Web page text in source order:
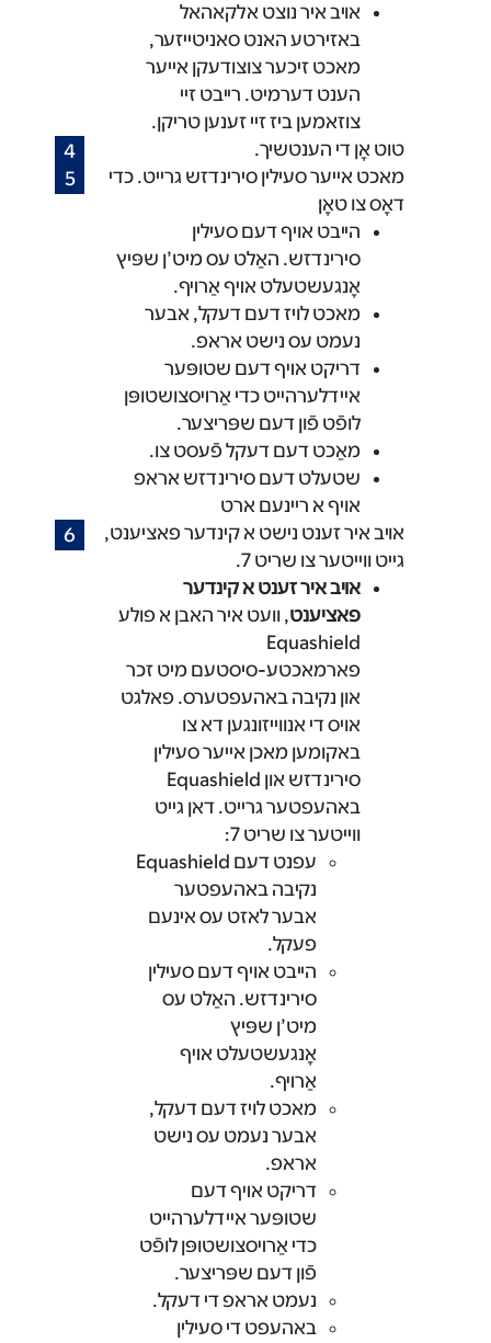
אויב איר נוצט אלקאהאל
באזירטע האנט סאניטייזער,
מאכט זיכער צוצודעקן אייער
הענט דערמיט. רייבט זיי
צוזאמען ביז זיי זענען טריקן.
טוט אָן די הענטשיך.
מאכט אייער סעילין סירינדזש גרייט. כדי
דאָס צו טאָן׃
הייבט אויף דעם סעילין
סירינדזש. האַלט עס מיט’ן שפּיץ
אָנגעשטעלט אױף אַרױף.
מאכט לויז דעם דעקל, אבער
נעמט עס נישט אראפ.
דריקט אױף דעם שטופּער
אײדלערהײט כדי אַרױסצושטופּן
לופֿט פֿון דעם שפּריצער.
מאַכט דעם דעקל פֿעסט צו.
שטעלט דעם סירינדזש אראפ
אויף א ריינעם ארט
אויב איר זענט נישט א קינדער פאציענט,
גייט ווייטער צו שריט 7.
אויב איר זענט א קינדער
פאציענט, וועט איר האבן א פולע
Equashield
פארמאכטע-סיסטעם מיט זכר
און נקיבה באהעפטערס. פאלגט
אויס די אנווייזונגען דא צו
באקומען מאכן אייער סעילין
סירינדזש און Equashield
באהעפטער גרייט. דאן גייט
ווייטער צו שריט 7:
עפנט דעם Equashield
נקיבה באהעפטער
אבער לאזט עס אינעם
פעקל.
הייבט אויף דעם סעילין
סירינדזש. האַלט עס
מיט’ן שפּיץ
אָנגעשטעלט אױף
אַרױף.
מאכט לויז דעם דעקל,
אבער נעמט עס נישט
אראפ.
דריקט אױף דעם
שטופּער אײדלערהײט
כדי אַרױסצושטופּן לופֿט
פֿון דעם שפּריצער.
נעמט אראפ די דעקל.
באהעפט די סעילין